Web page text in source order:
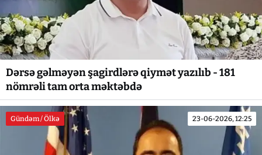
Dərsə gəlməyən şagirdlərə qiymət yazılıb - 181
nömrəli tam orta məktəbdə
Gündəm / Ölkə 23-06-2026, 12:25